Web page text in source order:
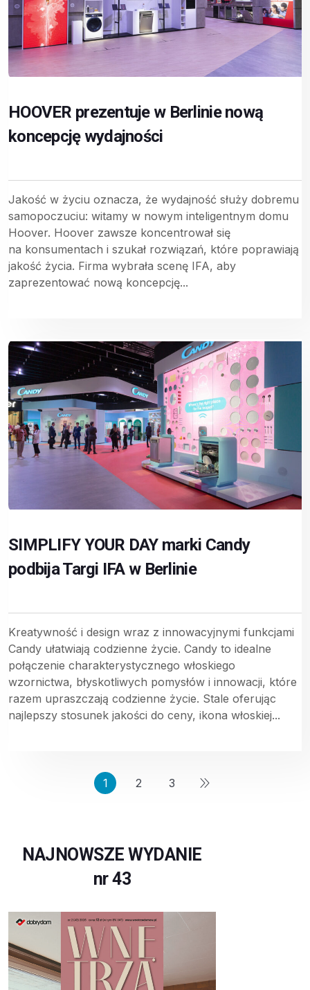
HOOVER prezentuje w Berlinie nową
koncepcję wydajności
Jakość w życiu oznacza, że wydajność służy dobremu
samopoczuciu: witamy w nowym inteligentnym domu
Hoover. Hoover zawsze koncentrował się
na konsumentach i szukał rozwiązań, które poprawiają
jakość życia. Firma wybrała scenę IFA, aby
zaprezentować nową koncepcję...
SIMPLIFY YOUR DAY marki Candy
podbija Targi IFA w Berlinie
Kreatywność i design wraz z innowacyjnymi funkcjami
Candy ułatwiają codzienne życie. Candy to idealne
połączenie charakterystycznego włoskiego
wzornictwa, błyskotliwych pomysłów i innowacji, które
razem upraszczają codzienne życie. Stale oferując
najlepszy stosunek jakości do ceny, ikona włoskiej...
1 2 3
NAJNOWSZE WYDANIE
nr 43